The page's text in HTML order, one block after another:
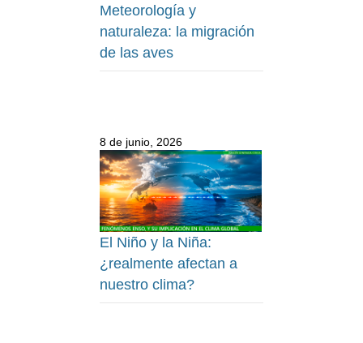
Meteorología y
naturaleza: la migración
de las aves
8 de junio, 2026
El Niño y la Niña:
¿realmente afectan a
nuestro clima?